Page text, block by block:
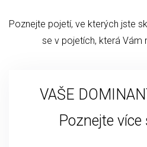
Poznejte pojetí, ve kterých jste
se v pojetích, která Vám
VAŠE
Poznejte více